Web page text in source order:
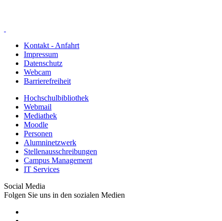
Kontakt - Anfahrt
Impressum
Datenschutz
Webcam
Barrierefreiheit
Hochschulbibliothek
Webmail
Mediathek
Moodle
Personen
Alumninetzwerk
Stellenausschreibungen
Campus Management
IT Services
Social Media
Folgen Sie uns in den sozialen Medien